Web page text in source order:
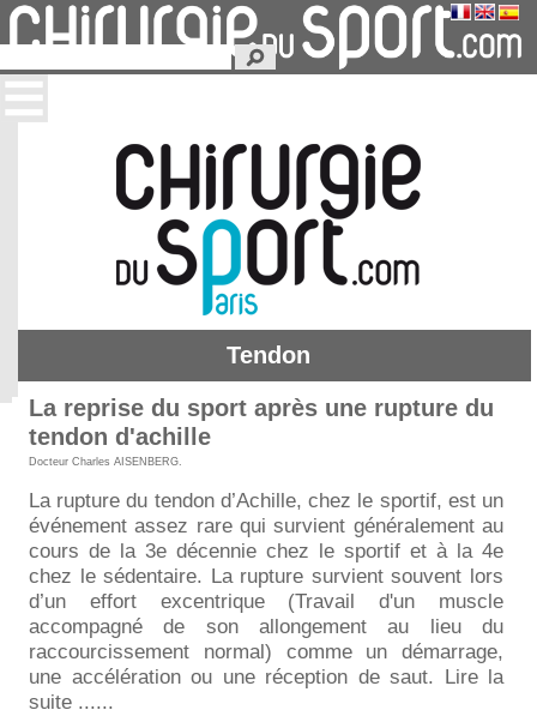
Tendon
La reprise du sport après une rupture du
tendon d'achille
Docteur Charles AISENBERG.
La rupture du tendon d’Achille, chez le sportif, est un
événement assez rare qui survient généralement au
cours de la 3e décennie chez le sportif et à la 4e
chez le sédentaire. La rupture survient souvent lors
d’un effort excentrique (Travail d'un muscle
accompagné de son allongement au lieu du
raccourcissement normal) comme un démarrage,
une accélération ou une réception de saut. Lire la
suite ......